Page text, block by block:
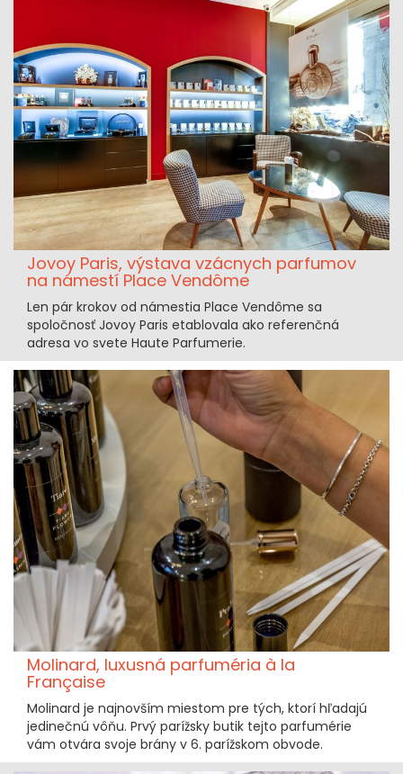
Jovoy Paris, výstava vzácnych parfumov
na námestí Place Vendôme
Len pár krokov od námestia Place Vendôme sa
spoločnosť Jovoy Paris etablovala ako referenčná
adresa vo svete Haute Parfumerie.
Molinard, luxusná parfuméria à la
Française
Molinard je najnovším miestom pre tých, ktorí hľadajú
jedinečnú vôňu. Prvý parížsky butik tejto parfumérie
vám otvára svoje brány v 6. parížskom obvode.